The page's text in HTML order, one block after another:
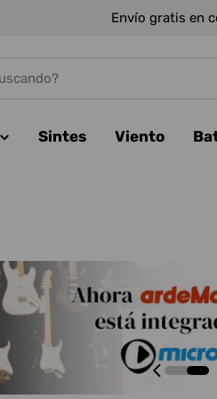
Envío gratis en
Sintes Viento